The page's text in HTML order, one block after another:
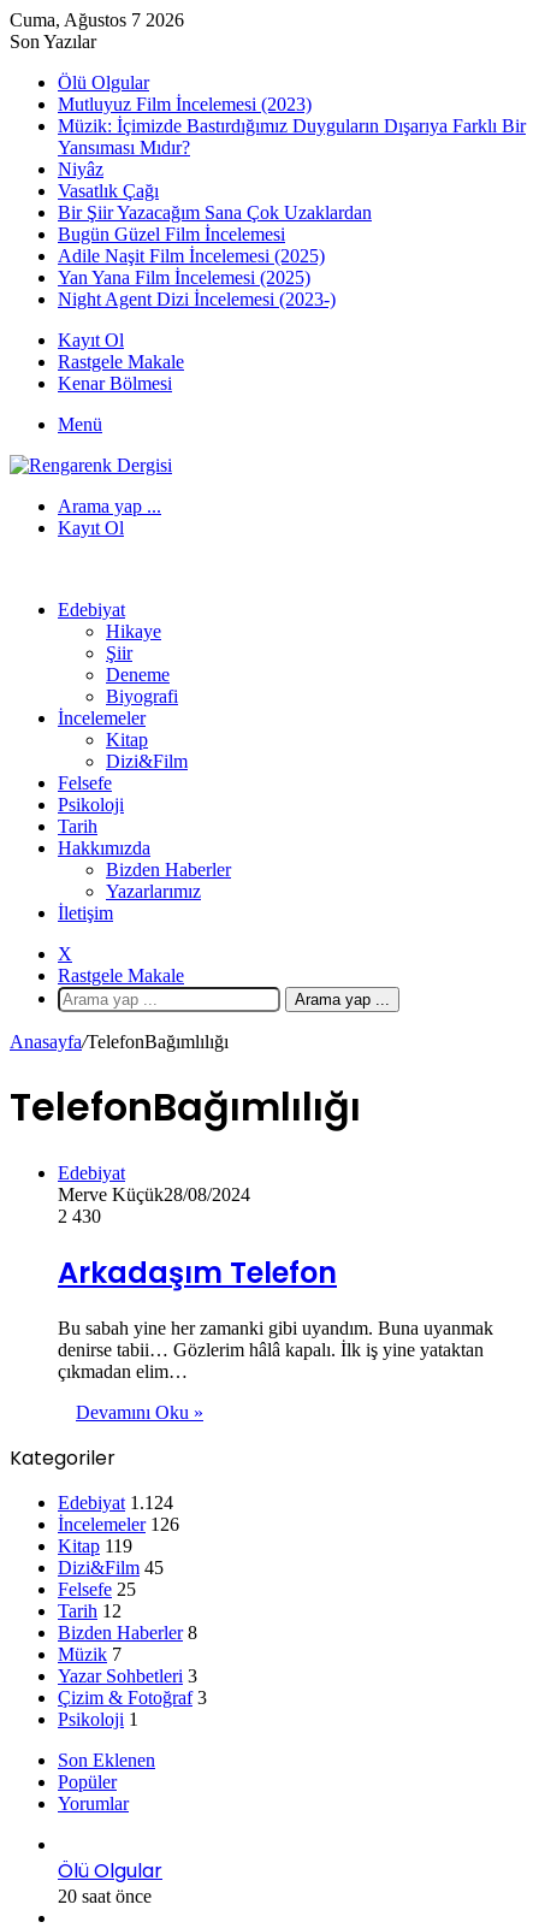
Cuma, Ağustos 7 2026
Son Yazılar
Ölü Olgular
Mutluyuz Film İncelemesi (2023)
Müzik: İçimizde Bastırdığımız Duyguların Dışarıya Farklı Bir
Yansıması Mıdır?
Niyâz
Vasatlık Çağı
Bir Şiir Yazacağım Sana Çok Uzaklardan
Bugün Güzel Film İncelemesi
Adile Naşit Film İncelemesi (2025)
Yan Yana Film İncelemesi (2025)
Night Agent Dizi İncelemesi (2023-)
Kayıt Ol
Rastgele Makale
Kenar Bölmesi
Menü
Arama yap ...
Kayıt Ol
Edebiyat
Hikaye
Şiir
Deneme
Biyografi
İncelemeler
Kitap
Dizi&Film
Felsefe
Psikoloji
Tarih
Hakkımızda
Bizden Haberler
Yazarlarımız
İletişim
X
Rastgele Makale
Arama yap ...
Anasayfa/TelefonBağımlılığı
TelefonBağımlılığı
Edebiyat
Merve Küçük28/08/2024
2 430
Arkadaşım Telefon
Bu sabah yine her zamanki gibi uyandım. Buna uyanmak
denirse tabii… Gözlerim hâlâ kapalı. İlk iş yine yataktan
çıkmadan elim…
Devamını Oku »
Kategoriler
Edebiyat 1.124
İncelemeler 126
Kitap 119
Dizi&Film 45
Felsefe 25
Tarih 12
Bizden Haberler 8
Müzik 7
Yazar Sohbetleri 3
Çizim & Fotoğraf 3
Psikoloji 1
Son Eklenen
Popüler
Yorumlar
Ölü Olgular
20 saat önce